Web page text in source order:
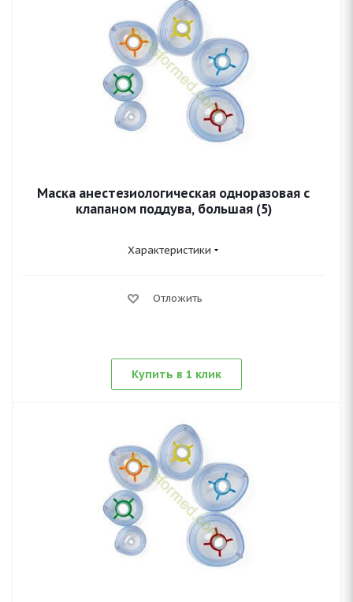
Маска анестезиологическая одноразовая с
клапаном поддува, большая (5)
Характеристики
Отложить
Купить в 1 клик